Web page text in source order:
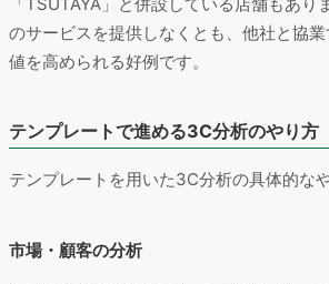
のサービスを提供しなくとも、他社と協
値を高められる好例です。
テンプレートで進める3C分析のやり方
テンプレートを用いた3C分析の具体的な
市場・顧客の分析